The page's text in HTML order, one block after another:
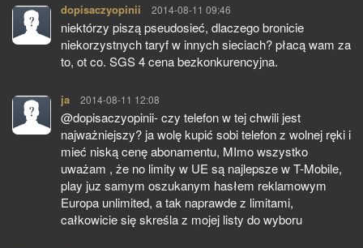
dopisaczyopinii pisze:
2014-08-11 09:46
niektórzy piszą pseudosieć, dlaczego bronicie
niekorzystnych taryf w innych sieciach? płacą wam za
to, ot co. SGS 4 cena bezkonkurencyjna.
ja pisze:
2014-08-11 12:08
@dopisaczyopinii- czy telefon w tej chwili jest
najważniejszy? ja wolę kupić sobi telefon z wolnej ręki i
mieć niską cenę abonamentu, MImo wszystko
uważam , że no limity w UE są najlepsze w T-Mobile,
play juz samym oszukanym hasłem reklamowym
Europa unlimited, a tak naprawde z limitami,
całkowicie się skreśla z mojej listy do wyboru